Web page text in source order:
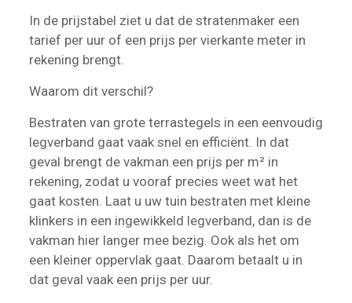
In de prijstabel ziet u dat de stratenmaker een
tarief per uur of een prijs per vierkante meter in
rekening brengt.
Waarom dit verschil?
Bestraten van grote terrastegels in een eenvoudig
legverband gaat vaak snel en efficiënt. In dat
geval brengt de vakman een prijs per m² in
rekening, zodat u vooraf precies weet wat het
gaat kosten. Laat u uw tuin bestraten met kleine
klinkers in een ingewikkeld legverband, dan is de
vakman hier langer mee bezig. Ook als het om
een kleiner oppervlak gaat. Daarom betaalt u in
dat geval vaak een prijs per uur.